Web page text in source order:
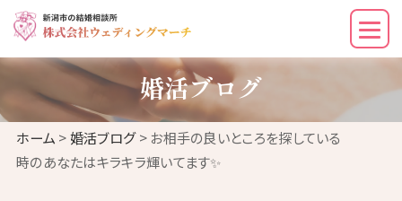
婚活ブログ
ホーム >婚活ブログ> お相手の良いところを探している
時のあなたはキラキラ輝いてます✨